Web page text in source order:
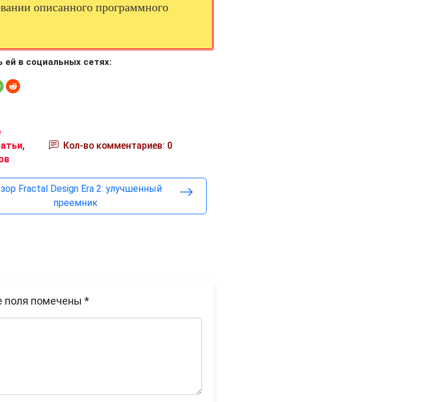
описанного программного
ей в социальных сетях:
,
Кол-во комментариев: 0
Fractal Design Era 2: улучшенный
преемник
поля помечены *